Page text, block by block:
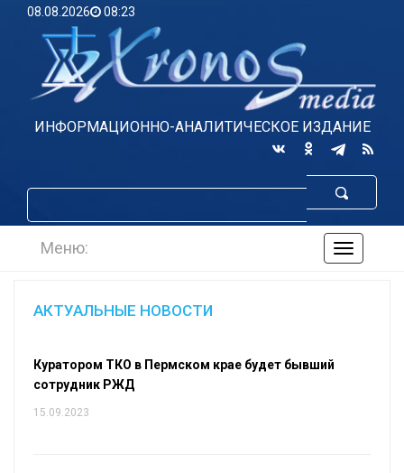
08.08.2026 08:23
ИНФОРМАЦИОННО-АНАЛИТИЧЕСКОЕ ИЗДАНИЕ
по
Меню:
АКТУАЛЬНЫЕ НОВОСТИ
Куратором ТКО в Пермском крае будет бывший
сотрудник РЖД
15.09.2023